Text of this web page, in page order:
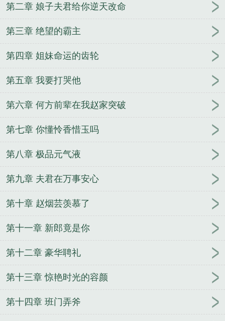
TXT百度 不灭神主第二部短剧
不灭神主免费阅读
神主免费读1 不灭神主烂尾了
不灭神主免费全文阅
第二章 娘子夫君给你逆天改命
第三章 绝望的霸主
第四章 姐妹命运的齿轮
第五章 我要打哭他
第六章 何方前辈在我赵家突破
第七章 你懂怜香惜玉吗
第八章 极品元气液
第九章 夫君在万事安心
第十章 赵烟芸羡慕了
第十一章 新郎竟是你
第十二章 豪华聘礼
第十三章 惊艳时光的容颜
第十四章 班门弄斧